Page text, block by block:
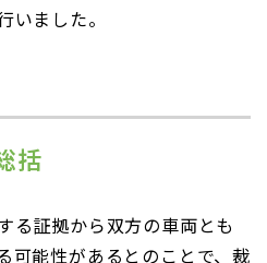
いました。
括
る証拠から双方の車両とも
可能性があるとのことで、裁